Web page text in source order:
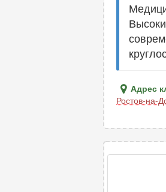
Адрес
Ростов-на-